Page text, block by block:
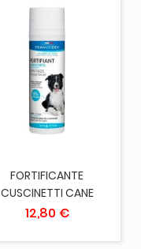
FORTIFICANTE
CUSCINETTI CANE
12,80 €